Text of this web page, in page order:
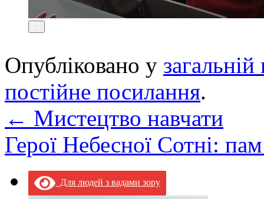
Опубліковано у загальній
постійне посилання.
← Мистецтво навчати
Герої Небесної Сотні:
Для людей з вадами зору